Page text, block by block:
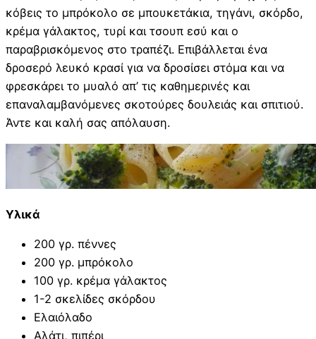
κόβεις το μπρόκολο σε μπουκετάκια, τηγάνι, σκόρδο,
κρέμα γάλακτος, τυρί και τσουπ εσύ και ο
παραβρισκόμενος στο τραπέζι. Επιβάλλεται ένα
δροσερό λευκό κρασί για να δροσίσει στόμα και να
φρεσκάρει το μυαλό απ’ τις καθημερινές και
επαναλαμβανόμενες σκοτούρες δουλειάς και σπιτιού.
Άντε και καλή σας απόλαυση.
Υλικά
200 γρ. πέννες
200 γρ. μπρόκολο
100 γρ. κρέμα γάλακτος
1-2 σκελίδες σκόρδου
Ελαιόλαδο
Αλάτι, πιπέρι